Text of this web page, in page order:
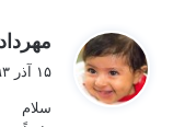
مهرداد
۱۵ آذر ۱۳۹۳ در ۹:۴۱ ب٫ظ
سلام